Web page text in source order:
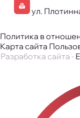
Политика в
Карта сайта